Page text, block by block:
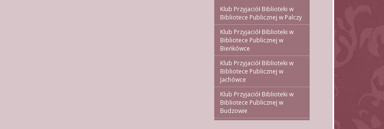
Klub Przyjaciół Biblioteki w
Bibliotece Publicznej w Palczy
Klub Przyjaciół Biblioteki w
Bibliotece Publicznej w
Bieńkówce
Klub Przyjaciół Biblioteki w
Bibliotece Publicznej w
Jachówce
Klub Przyjaciół Biblioteki w
Bibliotece Publicznej w
Budzowie